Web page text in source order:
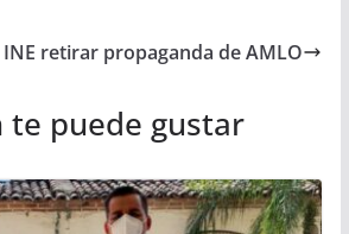
retirar propaganda de AMLO
te puede gustar